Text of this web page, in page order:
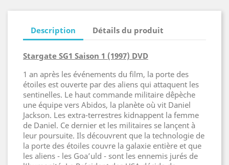
Description Détails du produit
Stargate SG1 Saison 1 (1997) DVD
1 an après les événements du film, la porte des
étoiles est ouverte par des aliens qui attaquent les
sentinelles. Le haut commande militaire dêpèche
une équipe vers Abidos, la planète où vit Daniel
Jackson. Les extra-terrestres kidnappent la femme
de Daniel. Ce dernier et les militaires se lançent à
leur poursuite. Ils découvrent que la technologie de
la porte des étoiles couvre la galaxie entière et que
les aliens - les Goa’uld - sont les ennemis jurés de